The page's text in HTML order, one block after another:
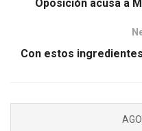
Oposición acusa a
Con estos